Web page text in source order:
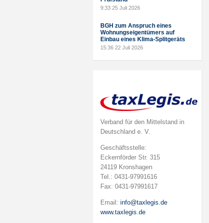
9:33 25 Juli 2026
BGH zum Anspruch eines
Wohnungseigentümers auf
Einbau eines Klima-Splitgeräts
15:36 22 Juli 2026
Verband für den Mittelstand in
Deutschland e. V.
Geschäftsstelle:
Eckernförder Str. 315
24119 Kronshagen
Tel.: 0431-97991616
Fax: 0431-97991617
Email: info@taxlegis.de
www.taxlegis.de